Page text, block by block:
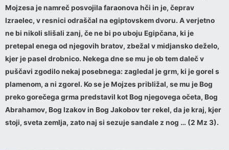
Mojzesa je namreč posvojila faraonova hči in je, čeprav
Izraelec, v resnici odraščal na egiptovskem dvoru. A verjetno
ne bi nikoli slišali zanj, če ne bi po uboju Egipčana, ki je
pretepal enega od njegovih bratov, zbežal v midjansko deželo,
kjer je pasel drobnico. Nekega dne se mu je ob tem daleč v
puščavi zgodilo nekaj posebnega: zagledal je grm, ki je gorel s
plamenom, a ni zgorel. Ko se je Mojzes približal, se mu je Bog
preko gorečega grma predstavil kot Bog njegovega očeta, Bog
Abrahamov, Bog Izakov in Bog Jakobov ter rekel, da je kraj, kjer
stoji, sveta zemlja, zato naj si sezuje sandale z nog … (2 Mz 3).